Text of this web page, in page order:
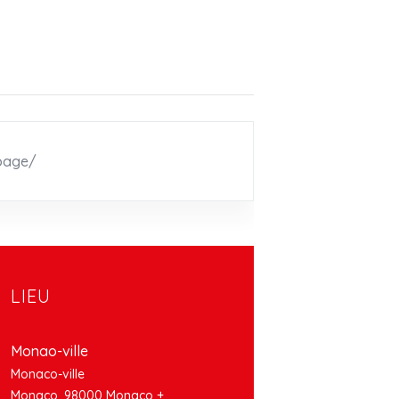
LIEU
Monao-ville
Monaco-ville
Monaco 98000 Monaco +